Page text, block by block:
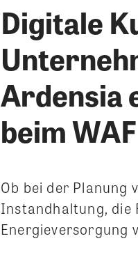
Digitale
Ardensia
beim
Ob bei der Planung
Instandhaltung, die
Energieversorgung